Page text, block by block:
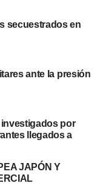
secuestrados en
ante la presión
por
llegados a
JAPÓN Y